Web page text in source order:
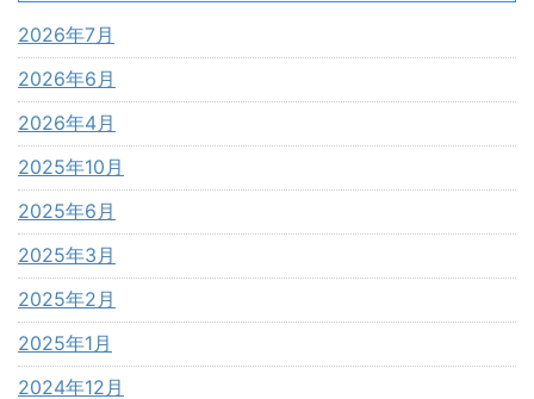
2026年7月
2026年6月
2026年4月
2025年10月
2025年6月
2025年3月
2025年2月
2025年1月
2024年12月